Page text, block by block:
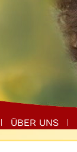
ÜBER UNS